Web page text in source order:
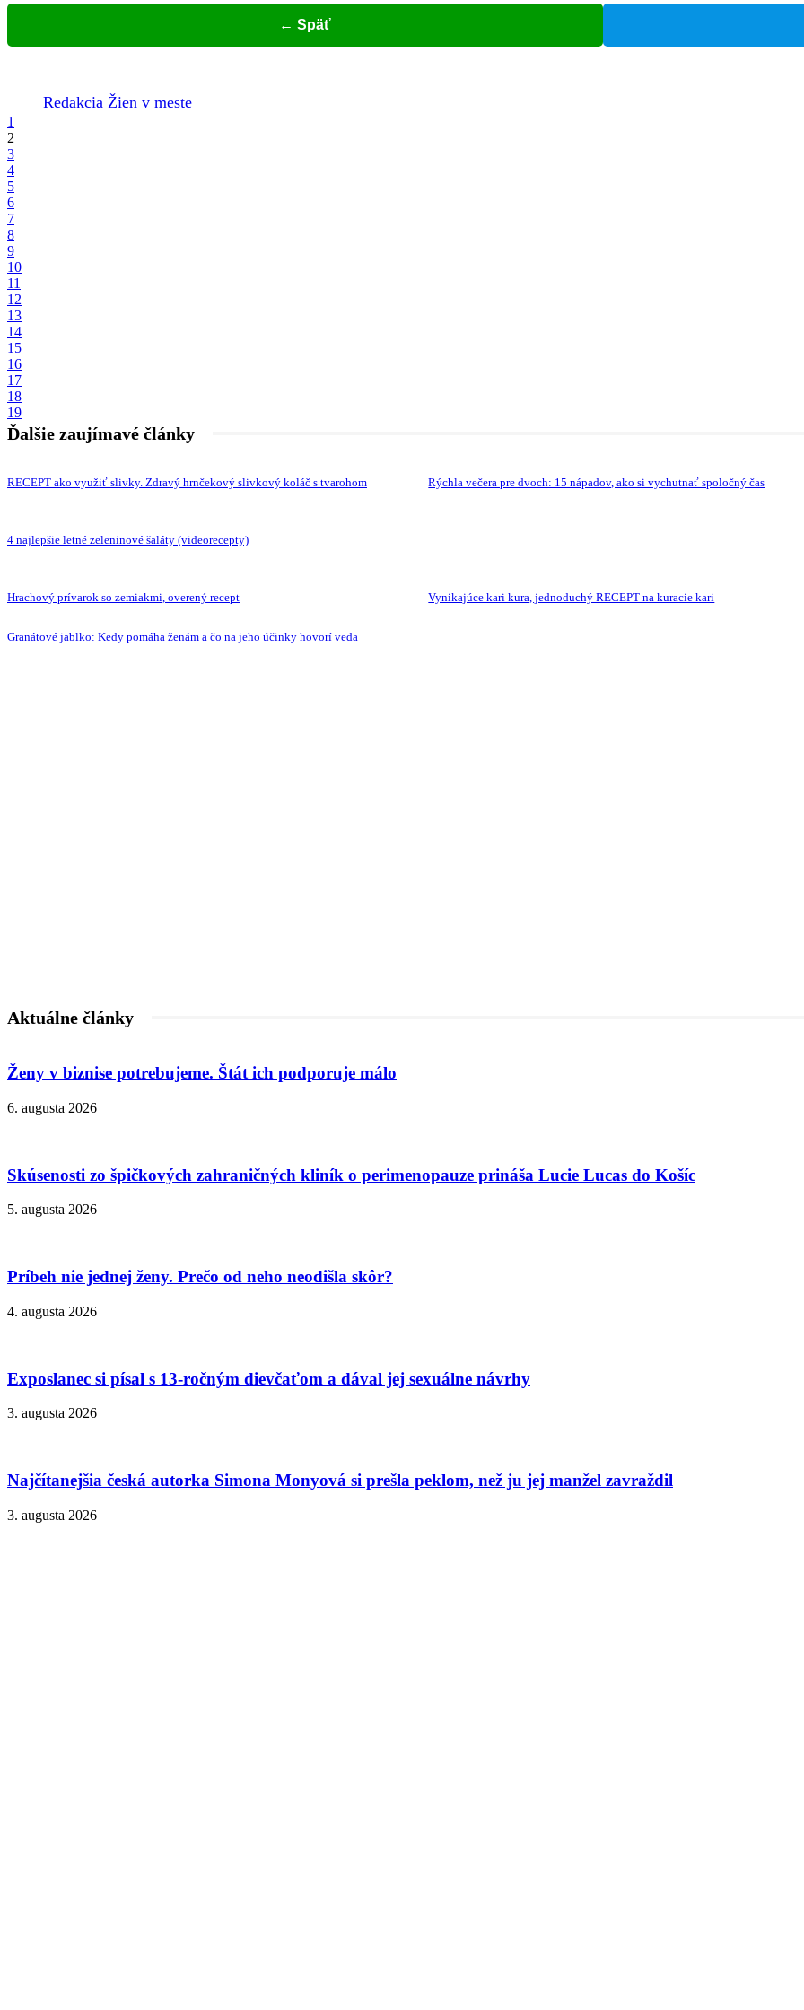
← Späť
Redakcia Žien v meste
1
2
3
4
5
6
7
8
9
10
11
12
13
14
15
16
17
18
19
Ďalšie zaujímavé články
RECEPT ako využiť slivky. Zdravý hrnčekový slivkový koláč s tvarohom Rýchla večera pre dvoch: 15 nápadov, ako si vychutnať spoločný čas
4 najlepšie letné zeleninové šaláty (videorecepty)
Hrachový prívarok so zemiakmi, overený recept Vynikajúce kari kura, jednoduchý RECEPT na kuracie kari
Granátové jablko: Kedy pomáha ženám a čo na jeho účinky hovorí veda
Aktuálne články
Ženy v biznise potrebujeme. Štát ich podporuje málo
6. augusta 2026
Skúsenosti zo špičkových zahraničných kliník o perimenopauze prináša Lucie Lucas do Košíc
5. augusta 2026
Príbeh nie jednej ženy. Prečo od neho neodišla skôr?
4. augusta 2026
Exposlanec si písal s 13-ročným dievčaťom a dával jej sexuálne návrhy
3. augusta 2026
Najčítanejšia česká autorka Simona Monyová si prešla peklom, než ju jej manžel zavraždil
3. augusta 2026